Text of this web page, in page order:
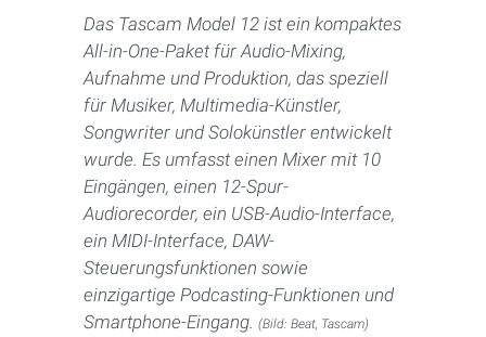
Das Tascam Model 12 ist ein kompaktes
All-in-One-Paket für Audio-Mixing,
Aufnahme und Produktion, das speziell
für Musiker, Multimedia-Künstler,
Songwriter und Solokünstler entwickelt
wurde. Es umfasst einen Mixer mit 10
Eingängen, einen 12-Spur-
Audiorecorder, ein USB-Audio-Interface,
ein MIDI-Interface, DAW-
Steuerungsfunktionen sowie
einzigartige Podcasting-Funktionen und
Smartphone-Eingang. (Bild: Beat, Tascam)